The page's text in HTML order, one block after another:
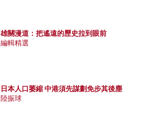
雄關漫道：把遙遠的歷史拉到眼前
編輯精選
日本人口萎縮 中港須先謀劃免步其後塵
陸振球